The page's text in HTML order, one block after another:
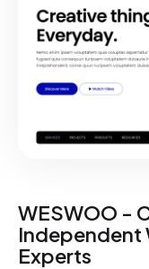
WESWOO -
Independent
Experts